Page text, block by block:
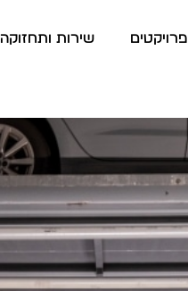
פרויקטים שירות ותחזוקה